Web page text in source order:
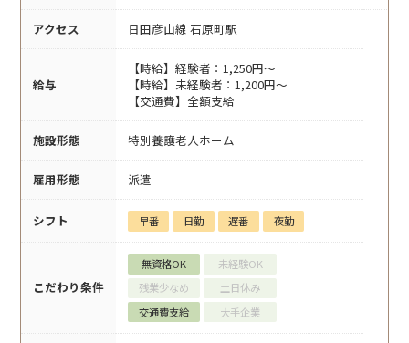
アクセス 日田彦山線 石原町駅
給与
【時給】経験者：1,250円～
【時給】未経験者：1,200円～
【交通費】全額支給
施設形態 特別養護老人ホーム
雇用形態 派遣
シフト 早番 日勤 遅番 夜勤
こだわり条件
無資格OK
未経験OK
残業少なめ
土日休み
交通費支給
大手企業